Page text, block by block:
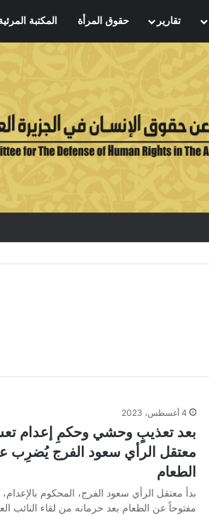
تقارير حقوق المرأة المكتبة
4 أغسطس، 2023
بعد تعذيبٍ وحشي وحكمِ إعدام
معتقل الرأي سعود الفرج يُضرِب
الطعام
بدأ معتقل الرأي سعود الفرج، المحكوم بالإعدام،
مفتوحاً عن الطعام بعد حرمانه من لقاء النائب